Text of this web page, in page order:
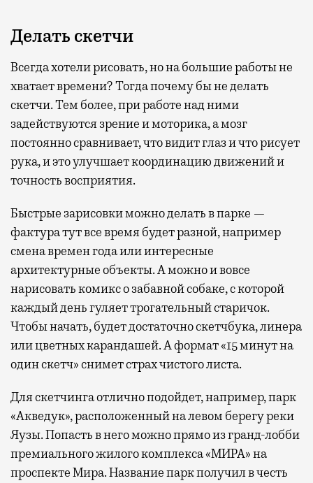
Делать скетчи
Всегда хотели рисовать, но на большие работы не
хватает времени? Тогда почему бы не делать
скетчи. Тем более, при работе над ними
задействуются зрение и моторика, а мозг
постоянно сравнивает, что видит глаз и что рисует
рука, и это улучшает координацию движений и
точность восприятия.
Быстрые зарисовки можно делать в парке —
фактура тут все время будет разной, например
смена времен года или интересные
архитектурные объекты. А можно и вовсе
нарисовать комикс о забавной собаке, с которой
каждый день гуляет трогательный старичок.
Чтобы начать, будет достаточно скетчбука, линера
или цветных карандашей. А формат «15 минут на
один скетч» снимет страх чистого листа.
Для скетчинга отлично подойдет, например, парк
«Акведук», расположенный на левом берегу реки
Яузы. Попасть в него можно прямо из гранд-лобби
премиального жилого комплекса «МИРА» на
проспекте Мира. Название парк получил в честь